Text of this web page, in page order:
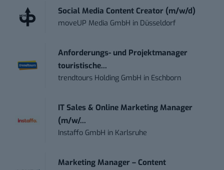
Social Media Content Creator (m/w/d)
moveUP Media GmbH in Düsseldorf
Anforderungs- und Projektmanager
touristische...
trendtours Holding GmbH in Eschborn
IT Sales & Online Marketing Manager
(m/w/...
Instaffo GmbH in Karlsruhe
Marketing Manager – Content